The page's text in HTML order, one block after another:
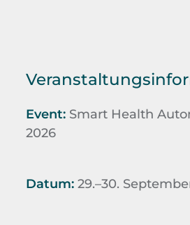
Event:Smart Health
2026
Datum:29.–30.